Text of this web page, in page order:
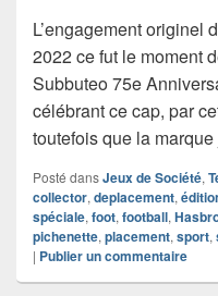
L’engagement originel
2022 ce fut le moment
Subbuteo 75e
célébrant ce cap, par
toutefois que la
Posté dansJeux de Société,
collector, deplacement,
spéciale, foot, football,
pichenette, placement, sport,
| Publier un commentaire